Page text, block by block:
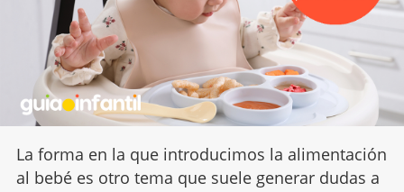
La forma en la que introducimos la alimentación
al bebé es otro tema que suele generar dudas a